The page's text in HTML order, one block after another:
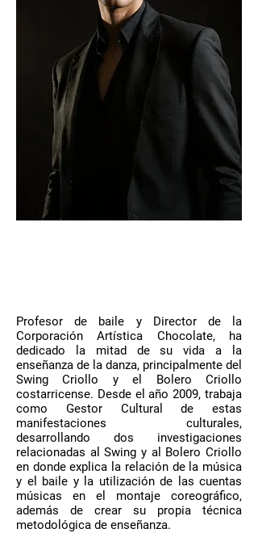
Profesor de baile y Director de la
Corporación Artística Chocolate, ha
dedicado la mitad de su vida a la
enseñanza de la danza, principalmente del
Swing Criollo y el Bolero Criollo
costarricense. Desde el año 2009, trabaja
como Gestor Cultural de estas
manifestaciones culturales,
desarrollando dos investigaciones
relacionadas al Swing y al Bolero Criollo
en donde explica la relación de la música
y el baile y la utilización de las cuentas
músicas en el montaje coreográfico,
además de crear su propia técnica
metodológica de enseñanza.